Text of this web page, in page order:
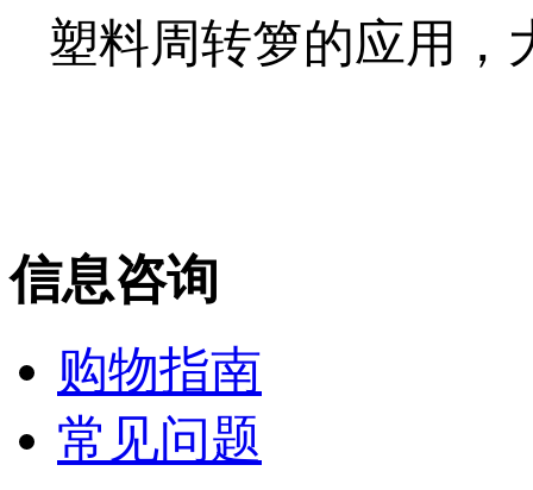
塑料周转箩的应用，
信息咨询
购物指南
常见问题